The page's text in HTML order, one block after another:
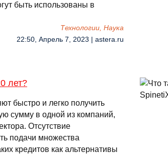
быть использованы в
Технологии, Наука
22:50, Апрель 7, 2023 | astera.ru
лет?
быстро и легко получить
сумму в одной из компаний,
Отсутствие
подачи множества
кредитов как альтернативы